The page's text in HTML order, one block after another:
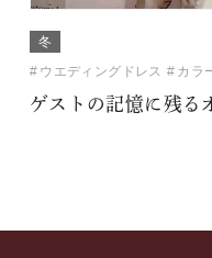
冬
ウエディングドレス
カラ
ゲストの記憶に残る